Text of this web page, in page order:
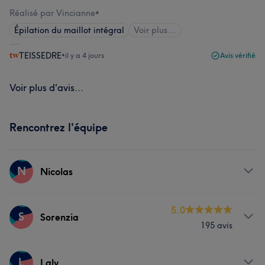
Réalisé par Vincianne•
Épilation du maillot intégral
Voir plus...
TEISSEDRE•il y a 4 jours Avis vérifié
Voir plus d'avis...
Rencontrez l'équipe
N Nicolas
Prestations
S Sorenzia
5.0
195 avis
Prestations
Laly